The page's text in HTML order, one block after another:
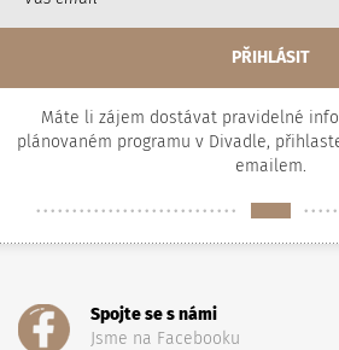
Máte li zájem dostávat pravidelné
plánovaném programu v Divadle,
emailem.
Spojte se s námi
Jsme na Facebooku